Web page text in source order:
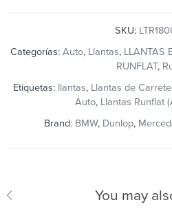
SKU:
Categorías: Auto, Llantas, LLANTAS
RUNFLAT,
Etiquetas: llantas, Llantas de
Auto, Llantas Runflat
Brand: BMW, Dunlop,
You may